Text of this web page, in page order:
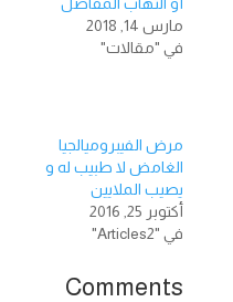
مارس 14, 2018
في "مقالات"
مرض الفيبروميالجيا
الغامض لا طبيب له و
يصيب الملايين
أكتوبر 25, 2016
في "Articles2"
Comments